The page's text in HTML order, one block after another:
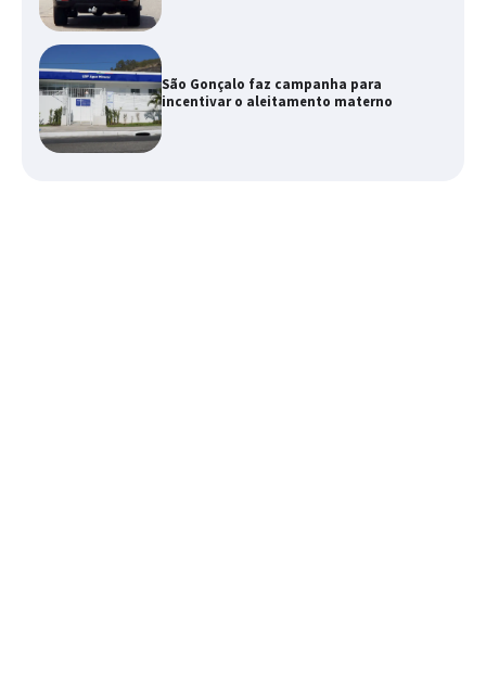
São Gonçalo faz campanha para
incentivar o aleitamento materno